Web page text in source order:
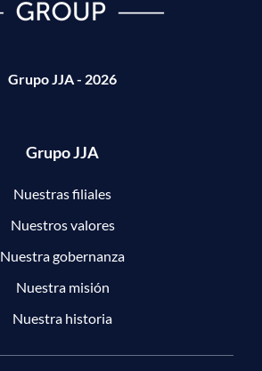
Grupo JJA - 2026
Grupo JJA
Nuestras filiales
Nuestros valores
Nuestra gobernanza
Nuestra misión
Nuestra historia